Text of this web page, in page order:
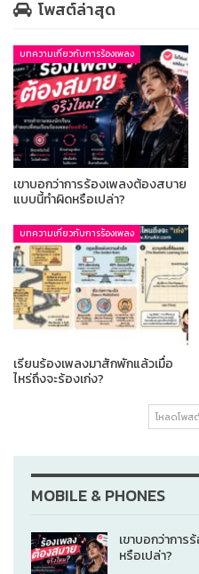
โพสต์ล่าสุด
บทความเกี่ยวกับการร้องเพลง
เขาบอกว่าการร้องเพลงต้องสบาย
แบบนี้ทำผิดหรือเปล่า?
บทความเกี่ยวกับการร้องเพลง
เรียนร้องเพลงมาสักพักแล้วเมื่อ
ไหร่ถึงจะร้องเก่ง?
โหลดโพส
MOBILE & PHONES
เขาบอกว่ากา
หรือเปล่า?